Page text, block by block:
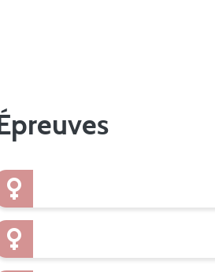
Épreuves